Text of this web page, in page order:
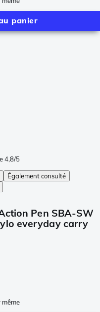
panier
4,8/5
Également consulté
Pen SBA-SW
everyday carry